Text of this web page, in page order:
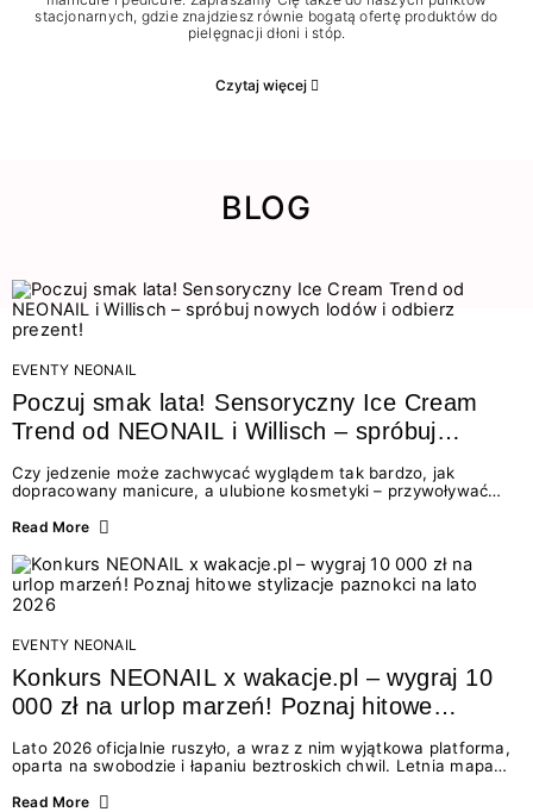
stacjonarnych, gdzie znajdziesz równie bogatą ofertę produktów do
pielęgnacji dłoni i stóp.
Czytaj więcej
BLOG
EVENTY NEONAIL
Poczuj smak lata! Sensoryczny Ice Cream
Trend od NEONAIL i Willisch – spróbuj
nowych lodów i odbierz prezent!
Czy jedzenie może zachwycać wyglądem tak bardzo, jak
dopracowany manicure, a ulubione kosmetyki – przywoływać
świata beauty i oszałamiających deserów to coś więcej niż
zmysłami: przez soczysty kolor, aksamitną teksturę,
orzeźwiający zapach i słodki akcent na podniebieniu. Tego lata
NEONAIL łączy siły z marką Willisch, tworząc unikalny projekt
na styku jedzenia i piękna....
Read More
EVENTY NEONAIL
Konkurs NEONAIL x wakacje.pl – wygraj 10
000 zł na urlop marzeń! Poznaj hitowe
Lato 2026 oficjalnie ruszyło, a wraz z nim wyjątkowa platforma,
oparta na swobodzie i łapaniu beztroskich chwil. Letnia mapa
doświadczenia wakacji – od spontanicznych wyjazdów, przez
Read More